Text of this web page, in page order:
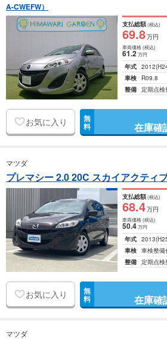
A-CWEFW）
支払総額(税込)
69.8万円
車両価格(税込)
61.2万円
年式 2012
車検
R09.8
整備 定期点検
お気に入り 無
料 在庫確
マツダ
プレマシー 2.0 20C スカイアクティ
支払総額(税込)
68.4万円
車両価格(税込)
50.4万円
年式 2013
車検 車検整備
整備 定期点検
お気に入り 無
料 在庫確
マツダ